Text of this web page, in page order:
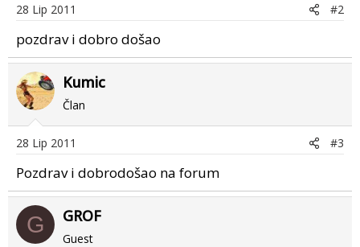
28 Lip 2011 #2
pozdrav i dobro došao
Kumic
Član
28 Lip 2011 #3
Pozdrav i dobrodošao na forum
G GROF
Guest